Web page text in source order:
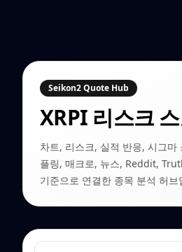
Seikon2 Quote Hub
XRPI 리스크
차트, 리스크, 실적 반응, 시그마
플링, 매크로, 뉴스, Reddit,
기준으로 연결한 종목 분석 허브